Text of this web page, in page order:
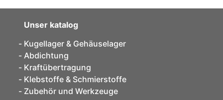
Unser katalog
Kugellager & Gehäuselager
Abdichtung
Kraftübertragung
Klebstoffe & Schmierstoffe
Zubehör und Werkzeuge